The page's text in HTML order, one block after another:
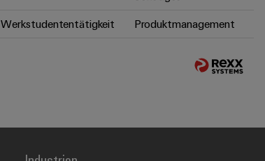
Werkstudententätigkeit Produktmanagement